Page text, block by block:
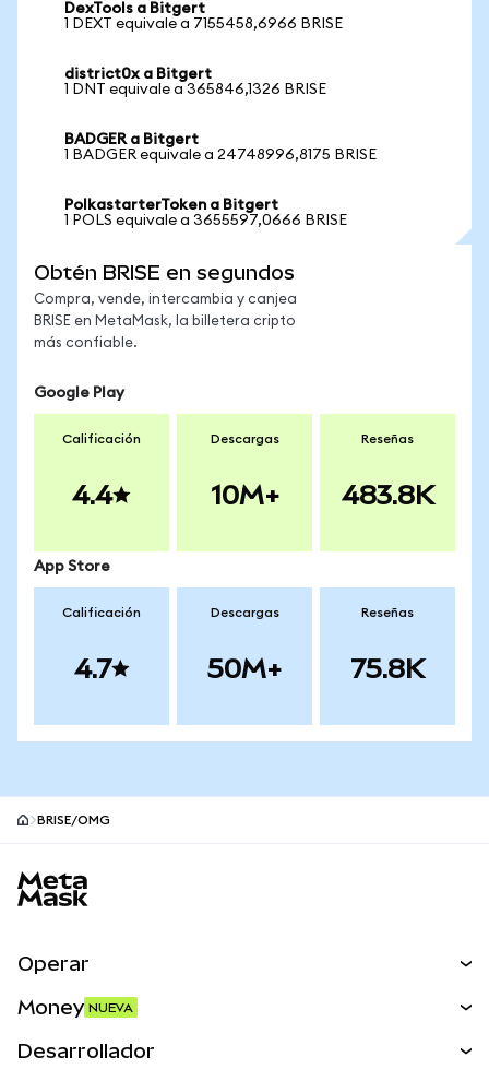
DexTools a Bitgert
1 DEXT equivale a 7155458,6966 BRISE
district0x a Bitgert
1 DNT equivale a 365846,1326 BRISE
BADGER a Bitgert
1 BADGER equivale a 24748996,8175 BRISE
PolkastarterToken a Bitgert
1 POLS equivale a 3655597,0666 BRISE
Obtén BRISE en segundos
Compra, vende, intercambia y canjea
BRISE en MetaMask, la billetera cripto
más confiable.
Google Play
Calificación
4.4
Descargas
10M+
Reseñas
483.8K
App Store
Calificación
4.7
Descargas
50M+
Reseñas
75.8K
BRISE/OMG
Operar
Money NUEVA
Desarrollador